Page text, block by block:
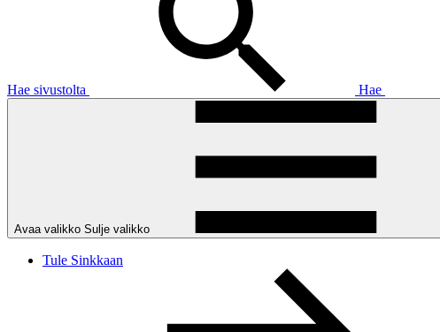
Hae sivustolta Hae
Avaa valikko Sulje valikko
Tule Sinkkaan